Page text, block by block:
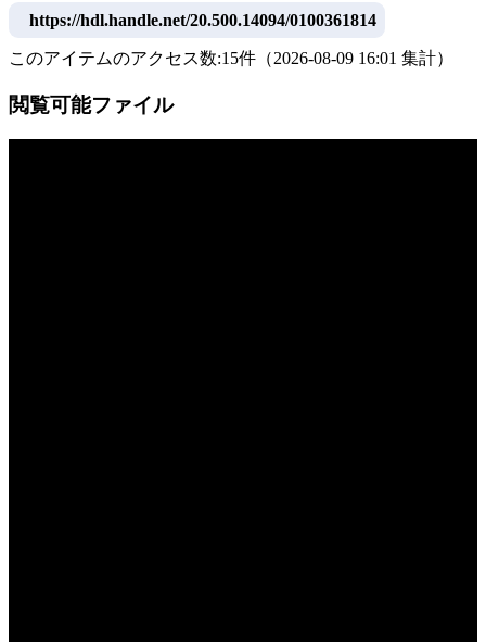
https://hdl.handle.net/20.500.14094/0100361814
このアイテムのアクセス数:15件 （2026-08-09 16:01 集計）
閲覧可能ファイル